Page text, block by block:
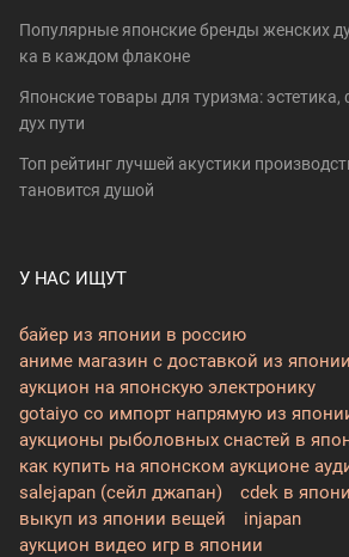
Популярные японские бренды женских
ка в каждом флаконе
Японские товары для туризма:
дух пути
Топ рейтинг лучшей акустики
тановится душой
У НАС ИЩУТ
байер из японии в россию
аниме магазин с доставкой из
аукцион на японскую электронику
gotaiyo co импорт напрямую из
аукционы рыболовных снастей в
как купить на японском аукционе
salejapan (сейл джапан)
cdek в
выкуп из японии вещей
injapan
аукцион видео игр в японии